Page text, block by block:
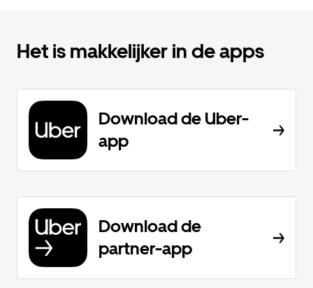
Het is makkelijker in de apps
Download de Uber-
app
Download de
partner-app